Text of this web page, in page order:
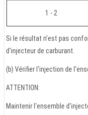
1 - 2
Si le résultat n'est pas
d'injecteur de carburant.
(b) Vérifier l'injection de
ATTENTION:
Maintenir l'ensemble